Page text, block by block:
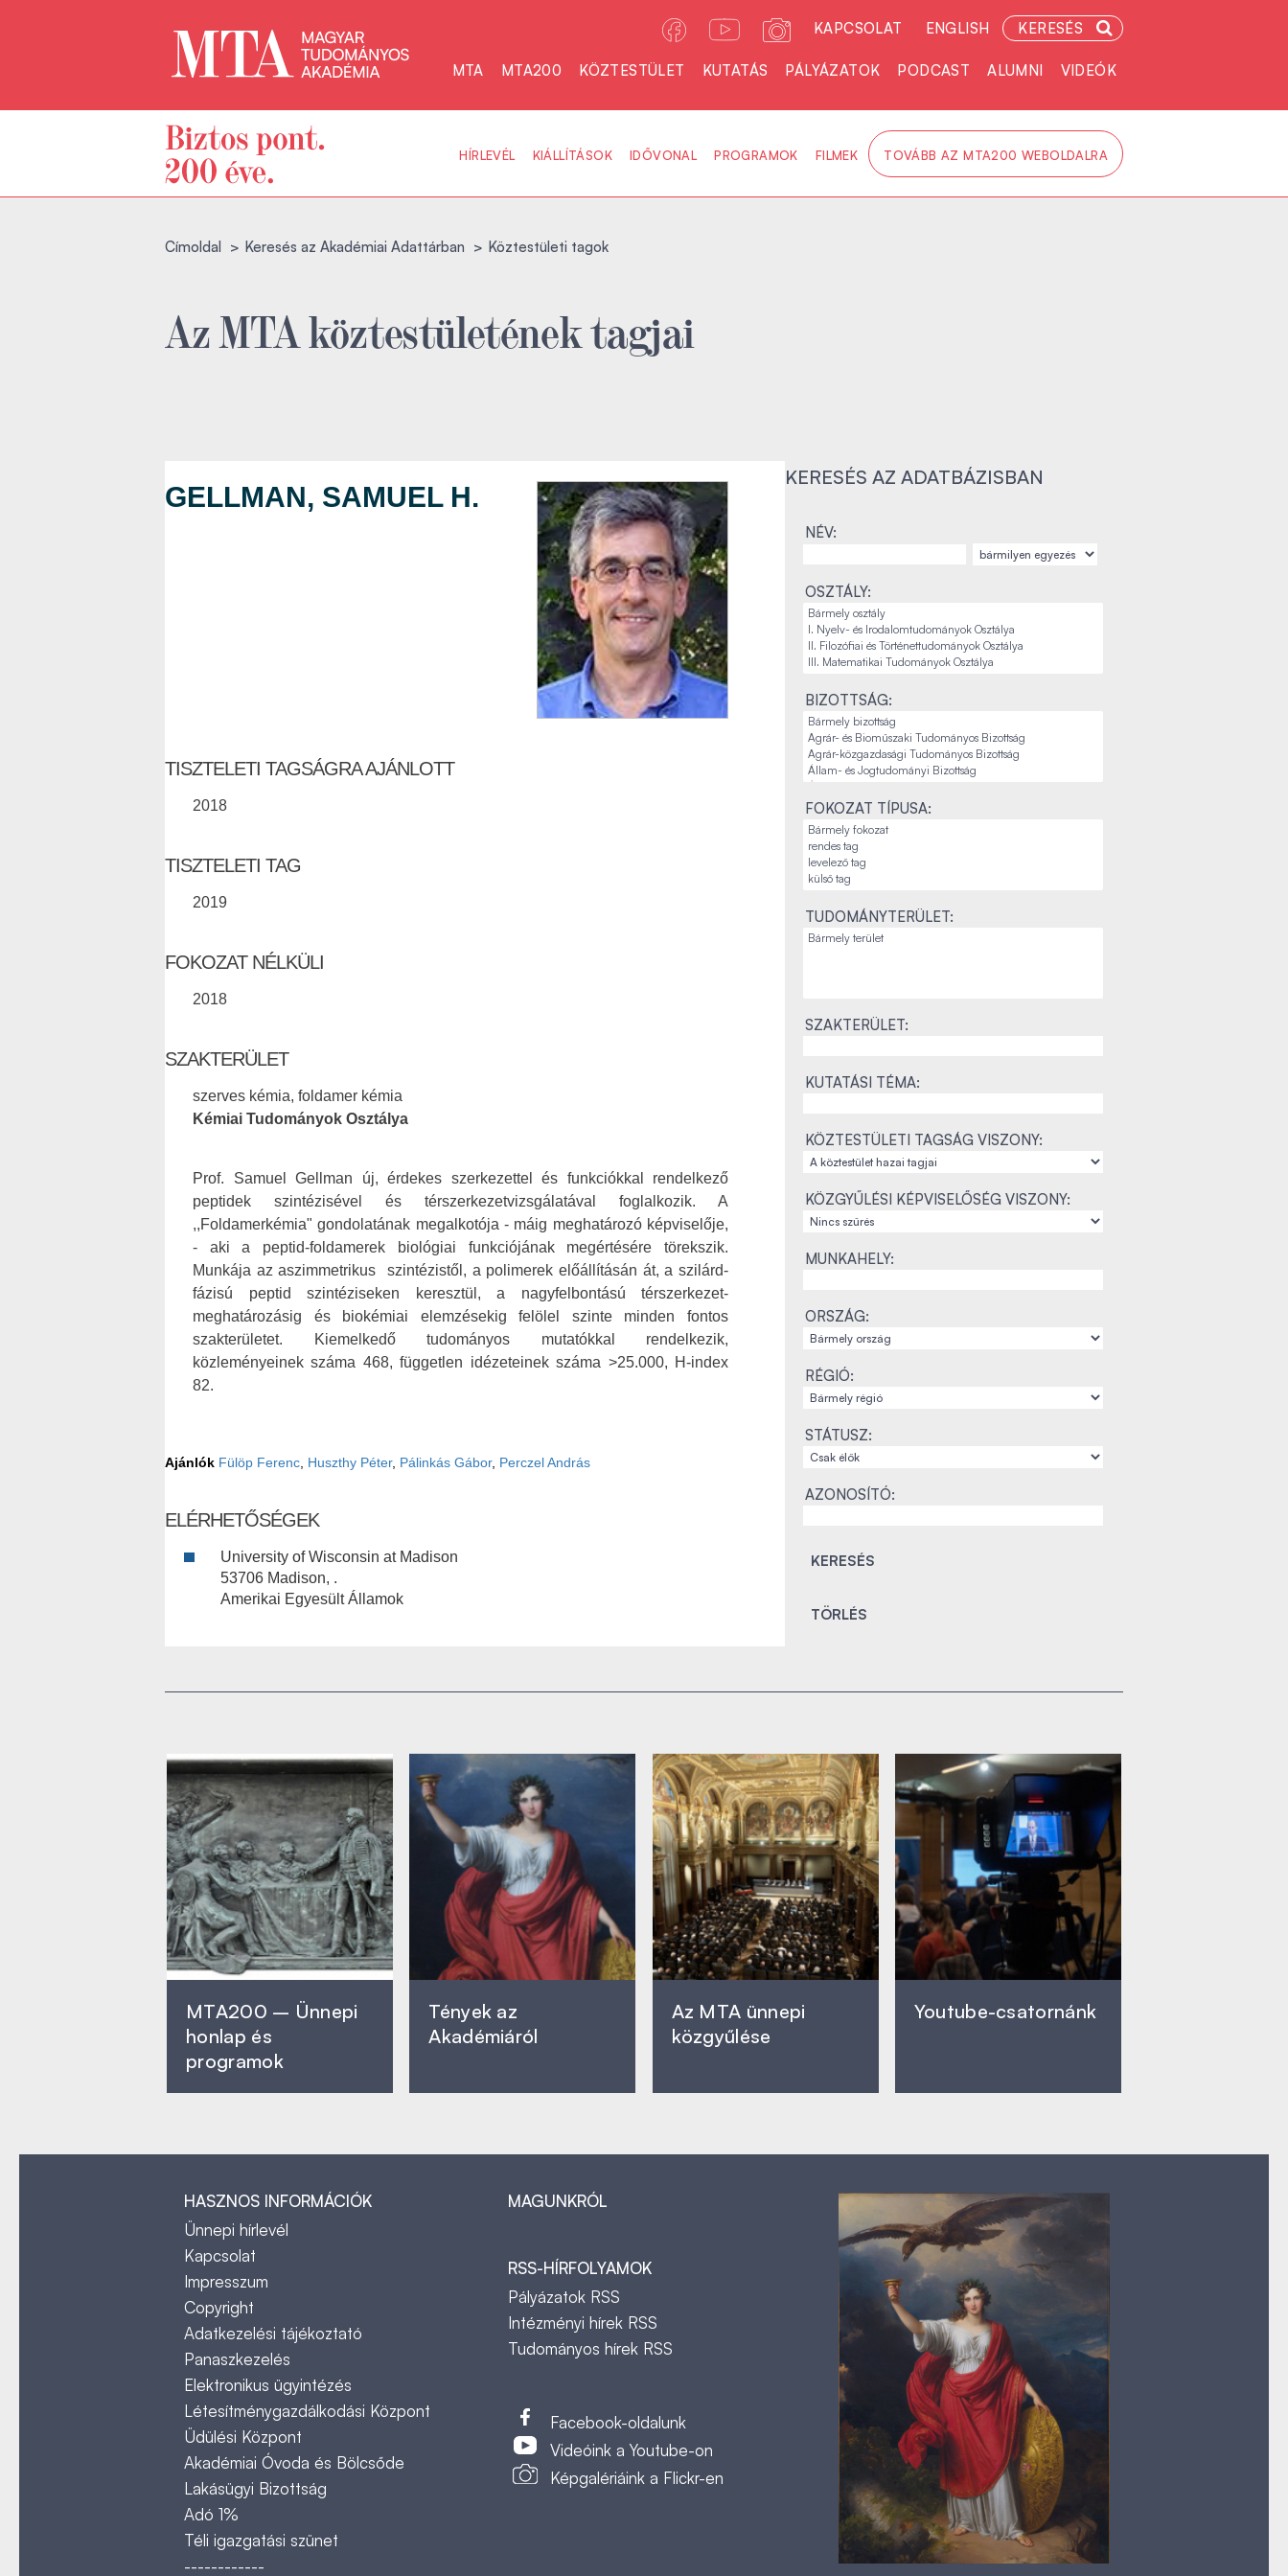
KAPCSOLAT ENGLISH KERESÉS
MTA MTA200 KÖZTESTÜLET KUTATÁS PÁLYÁZATOK PODCAST ALUMNI VIDEÓK
HÍRLEVÉL KIÁLLÍTÁSOK IDŐVONAL PROGRAMOK FILMEK TOVÁBB AZ MTA200 WEBOLDALRA
Címoldal Keresés az Akadémiai Adattárban Köztestületi tagok
Az MTA köztestületének tagjai
GELLMAN, SAMUEL H.
TISZTELETI TAGSÁGRA AJÁNLOTT
2018
TISZTELETI TAG
2019
FOKOZAT NÉLKÜLI
2018
SZAKTERÜLET
szerves kémia, foldamer kémia
Kémiai Tudományok Osztálya
Prof. Samuel Gellman új, érdekes szerkezettel és funkciókkal rendelkező
peptidek szintézisével és térszerkezetvizsgálatával foglalkozik. A
,,Foldamerkémia" gondolatának megalkotója - máig meghatározó képviselője,
- aki a peptid-foldamerek biológiai funkciójának megértésére törekszik.
Munkája az aszimmetrikus szintézistől, a polimerek előállításán át, a szilárd-
fázisú peptid szintéziseken keresztül, a nagyfelbontású térszerkezet-
meghatározásig és biokémiai elemzésekig felölel szinte minden fontos
szakterületet. Kiemelkedő tudományos mutatókkal rendelkezik,
közleményeinek száma 468, független idézeteinek száma >25.000, H-index
82.
Ajánlók Fülöp Ferenc Huszthy Péter, Pálinkás Gábor, Perczel András
ELÉRHETŐSÉGEK
University of Wisconsin at Madison
53706 Madison, .
Amerikai Egyesült Államok
KERESÉS AZ ADATBÁZISBAN
NÉV:
OSZTÁLY:
BIZOTTSÁG:
FOKOZAT TÍPUSA:
TUDOMÁNYTERÜLET:
SZAKTERÜLET:
KUTATÁSI TÉMA:
KÖZTESTÜLETI TAGSÁG VISZONY:
KÖZGYŰLÉSI KÉPVISELŐSÉG VISZONY:
MUNKAHELY:
ORSZÁG:
RÉGIÓ:
STÁTUSZ:
AZONOSÍTÓ:
MTA200 – Ünnepi
honlap és
programok
Tények az
Akadémiáról
Az MTA ünnepi
közgyűlése
Youtube-csatornánk
HASZNOS INFORMÁCIÓK
Ünnepi hírlevél
Kapcsolat
Impresszum
Copyright
Adatkezelési tájékoztató
Panaszkezelés
Elektronikus ügyintézés
Létesítménygazdálkodási Központ
Üdülési Központ
Akadémiai Óvoda és Bölcsőde
Lakásügyi Bizottság
Adó 1%
Téli igazgatási szünet
------------
MAGUNKRÓL
RSS-HÍRFOLYAMOK
Pályázatok RSS
Intézményi hírek RSS
Tudományos hírek RSS
Facebook-oldalunk
Videóink a Youtube-on
Képgalériáink a Flickr-en